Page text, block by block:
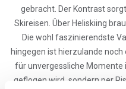
gebracht. Der Kontrast
Skireisen. Über Heliskiing
Die wohl faszinierendste
hingegen ist hierzulande
für unvergessliche Momente
geflogen wird, sondern per